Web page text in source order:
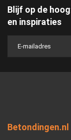
Blijf op de
en inspiraties
Betondingen.nl